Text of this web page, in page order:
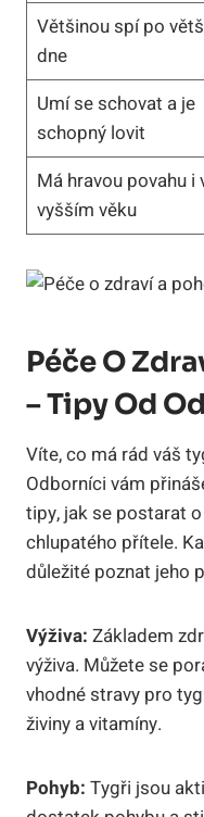
Většinou spí po
dne
Umí se schovat a je
schopný ⁢lovit
Má ⁢hravou povahu i
vyšším věku
Péče O
– Tipy Od
Víte, co má ‍rád váš
Odborníci vám
tipy, jak‌ se postarat
chlupatého přítele.
‌důležité‍ poznat jeho
Výživa: Základem
výživa. Můžete⁣ se
⁤vhodné stravy pro
živiny ‌a vitamíny.
Pohyb: Tygři jsou